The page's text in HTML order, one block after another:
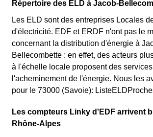
Répertoire des ELD à Jacob-
Les ELD sont des entreprises Locales
d'électricité. EDF et ERDF n'ont pas le
concernant la distribution d'énergie à
Bellecombette : en effet, des acteurs
à l'échelle locale proposent des
l'acheminement de l'énergie. Nous les
pour le 73000 (Savoie):
Les compteurs Linky d'EDF arrivent
Rhône-Alpes